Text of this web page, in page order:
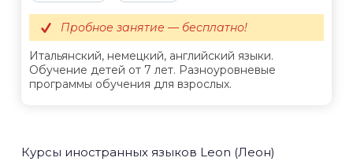
Итальянский, немецкий, английский языки.
Обучение детей от 7 лет. Разноуровневые
программы обучения для взрослых.
Пробное занятие — бесплатно!
Курсы иностранных языков Leon (Леон)